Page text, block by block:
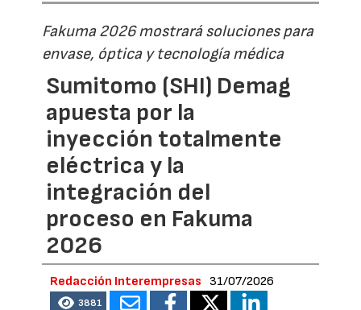
Fakuma 2026 mostrará soluciones para
envase, óptica y tecnología médica
Sumitomo (SHI) Demag
apuesta por la
inyección totalmente
eléctrica y la
integración del
proceso en Fakuma
2026
Redacción Interempresas 31/07/2026
3881